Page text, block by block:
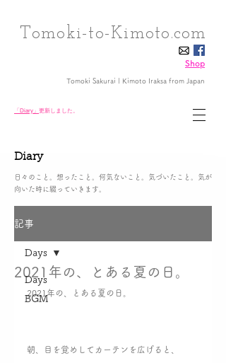
Tomoki-to-Kimoto.com
Shop
Tomoki Sakurai | Kimoto Iraksa from Japan
「Diary」 更新しました。
Diary
日々のこと。想ったこと。何気ないこと。気づいたこと。気が
向いた時に綴っていきます。
記事
Days
BGM
Days
2021年の、とある夏の日。
2021年の、とある夏の日。
朝、目を覚めしてカーテンを広げると、